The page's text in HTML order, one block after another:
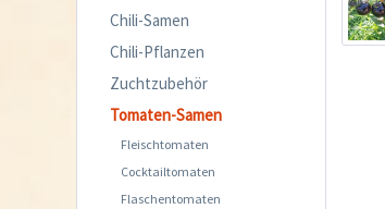
Chili-Samen
Chili-Pflanzen
Zuchtzubehör
Tomaten-Samen
Fleischtomaten
Cocktailtomaten
Flaschentomaten